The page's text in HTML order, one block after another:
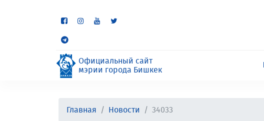
Официальный сайт
мэрии города Бишкек
Главная Новости 34033